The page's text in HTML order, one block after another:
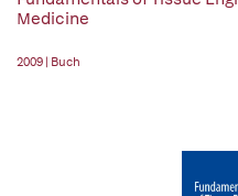
Medicine
2009 | Buch